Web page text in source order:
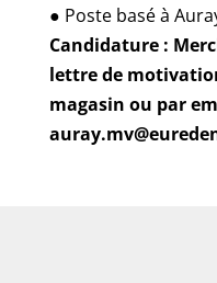
● Poste basé à
Candidature :
lettre de
magasin ou par